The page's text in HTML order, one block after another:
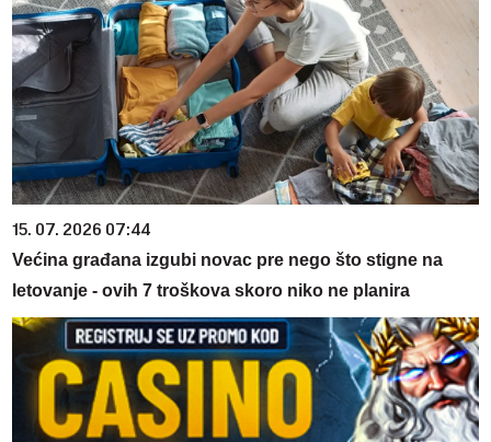
15. 07. 2026 07:44
Većina građana izgubi novac pre nego što stigne na
letovanje - ovih 7 troškova skoro niko ne planira